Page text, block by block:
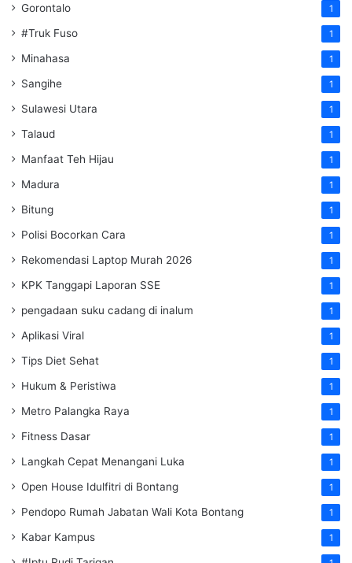
Gorontalo 1
#Truk Fuso 1
Minahasa 1
Sangihe 1
Sulawesi Utara 1
Talaud 1
Manfaat Teh Hijau 1
Madura 1
Bitung 1
Polisi Bocorkan Cara 1
Rekomendasi Laptop Murah 2026 1
KPK Tanggapi Laporan SSE 1
pengadaan suku cadang di inalum 1
Aplikasi Viral 1
Tips Diet Sehat 1
Hukum & Peristiwa 1
Metro Palangka Raya 1
Fitness Dasar 1
Langkah Cepat Menangani Luka 1
Open House Idulfitri di Bontang 1
Pendopo Rumah Jabatan Wali Kota Bontang 1
Kabar Kampus 1